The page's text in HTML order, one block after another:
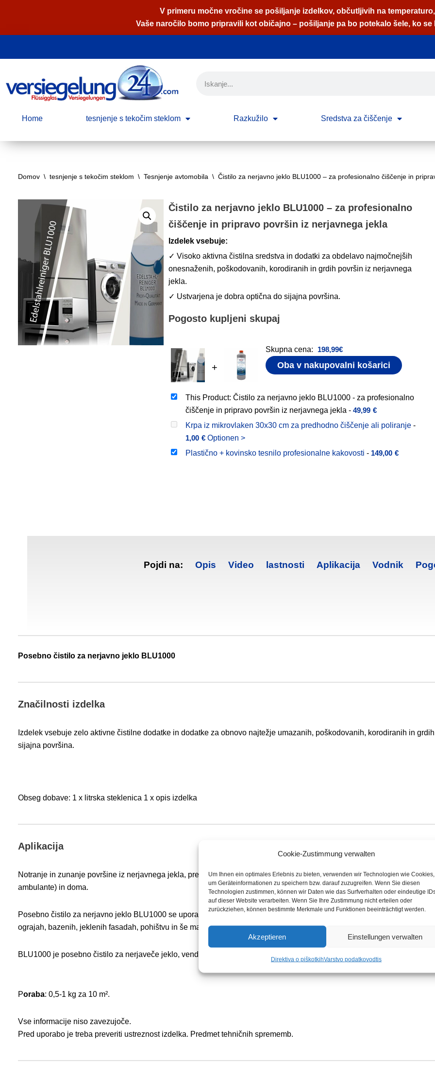
Cookie-Zustimmung verwalten
Um Ihnen ein optimales Erlebnis zu bieten, verwenden wir Technologien wie Cookies,
um Geräteinformationen zu speichern bzw. darauf zuzugreifen. Wenn Sie diesen
Technologien zustimmen, können wir Daten wie das Surfverhalten oder eindeutige
auf dieser Website verarbeiten. Wenn Sie Ihre Zustimmung nicht erteilen oder
zurückziehen, können bestimmte Merkmale und Funktionen beeinträchtigt werden.
Akzeptieren Einstellungen verwalten
Direktiva o piškotkihVarstvo podatkovodtis
V primeru močne vročine se pošiljanje izdelkov, občutljivih na
Vaše naročilo bomo pripravili kot običajno – pošiljanje pa bo potekalo šele, ko
Home tesnjenje s tekočim steklom Razkužilo Sredstva za čiščenje
Domov \ tesnjenje s tekočim steklom \ Tesnjenje avtomobila \ Čistilo za nerjavno jeklo BLU1000 – za profesionalno čiščenje in
Čistilo za nerjavno jeklo BLU1000 – za profesionalno
čiščenje in pripravo površin iz nerjavnega jekla
Izdelek vsebuje:
✓ Visoko aktivna čistilna sredstva in dodatki za obdelavo najmočnejših
onesnaženih, poškodovanih, korodiranih in grdih površin iz nerjavnega
jekla.
✓ Ustvarjena je dobra optična do sijajna površina.
Pogosto kupljeni skupaj
+
Skupna cena: 198,99€
Oba v nakupovalni košarici
This Product: Čistilo za nerjavno jeklo BLU1000 - za profesionalno
čiščenje in pripravo površin iz nerjavnega jekla - 49,99 €
Krpa iz mikrovlaken 30x30 cm za predhodno čiščenje ali poliranje -
1,00 € Optionen >
Plastično + kovinsko tesnilo profesionalne kakovosti - 149,00 €
Pojdi na: Opis Video lastnosti Aplikacija Vodnik
Posebno čistilo za nerjavno jeklo BLU1000
Značilnosti izdelka
Izdelek vsebuje zelo aktivne čistilne dodatke in dodatke za obnovo najtežje umazanih, poškodovanih, korodiranih in
sijajna površina.
Obseg dobave: 1 x litrska steklenica 1 x opis izdelka
Aplikacija
Notranje in zunanje površine iz nerjavnega jekla, premazi (kovinski, organski, anorganski) v industriji, trgovini, luksuzni
ambulante) in doma.
Posebno čistilo za nerjavno jeklo BLU1000 se uporablja kot posebno čistilo za največjo umazanijo, usedline in korozijo
ograjah, bazenih, jeklenih fasadah, pohištvu in še marsičem. razporejen.
BLU1000 je posebno čistilo za nerjaveče jeklo, vendar se lahko uporablja tudi na drugih površinah. Toda najprej
Poraba: 0,5-1 kg za 10 m².
Vse informacije niso zavezujoče.
Pred uporabo je treba preveriti ustreznost izdelka. Predmet tehničnih sprememb.